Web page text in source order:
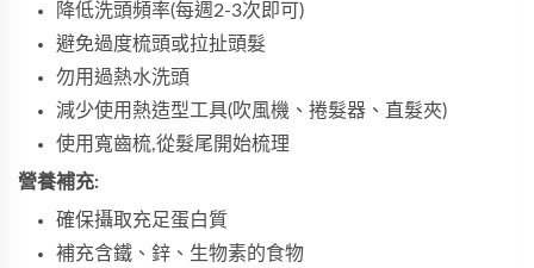
降低洗頭頻率(每週2-3次即可)
避免過度梳頭或拉扯頭髮
勿用過熱水洗頭
減少使用熱造型工具(吹風機、捲髮器、直髮夾)
使用寬齒梳,從髮尾開始梳理
營養補充:
確保攝取充足蛋白質
補充含鐵、鋅、生物素的食物